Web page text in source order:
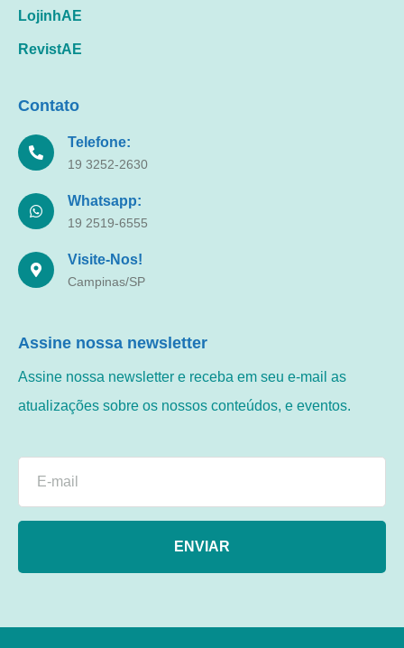
LojinhAE
RevistAE
Contato
Telefone:
19 3252-2630
Whatsapp:
19 2519-6555
Visite-Nos!
Campinas/SP
Assine nossa newsletter
Assine nossa newsletter e receba em seu e-mail as
atualizações sobre os nossos conteúdos, e eventos.
ENVIAR